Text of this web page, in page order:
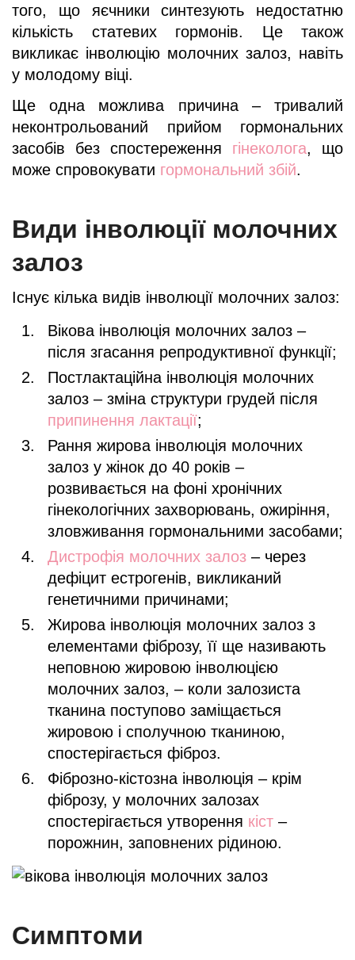
того, що яєчники синтезують недостатню
кількість статевих гормонів. Це також
викликає інволюцію молочних залоз, навіть
у молодому віці.
Ще одна можлива причина – тривалий
неконтрольований прийом гормональних
засобів без спостереження гінеколога, що
може спровокувати гормональний збій.
Види інволюції молочних
залоз
Існує кілька видів інволюції молочних залоз:
Вікова інволюція молочних залоз –
після згасання репродуктивної функції;
Постлактаційна інволюція молочних
залоз – зміна структури грудей після
припинення лактації;
Рання жирова інволюція молочних
залоз у жінок до 40 років –
розвивається на фоні хронічних
гінекологічних захворювань, ожиріння,
зловживання гормональними засобами;
Дистрофія молочних залоз – через
дефіцит естрогенів, викликаний
генетичними причинами;
Жирова інволюція молочних залоз з
елементами фіброзу, її ще називають
неповною жировою інволюцією
молочних залоз, – коли залозиста
тканина поступово заміщається
жировою і сполучною тканиною,
спостерігається фіброз.
Фіброзно-кістозна інволюція – крім
фіброзу, у молочних залозах
спостерігається утворення кіст –
порожнин, заповнених рідиною.
Симптоми